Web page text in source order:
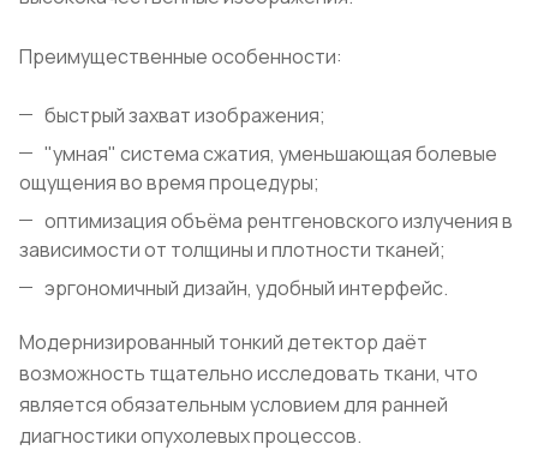
Преимущественные особенности:
быстрый захват изображения;
"умная" система сжатия, уменьшающая болевые
ощущения во время процедуры;
оптимизация объёма рентгеновского излучения в
зависимости от толщины и плотности тканей;
эргономичный дизайн, удобный интерфейс.
Модернизированный тонкий детектор даёт
возможность тщательно исследовать ткани, что
является обязательным условием для ранней
диагностики опухолевых процессов.